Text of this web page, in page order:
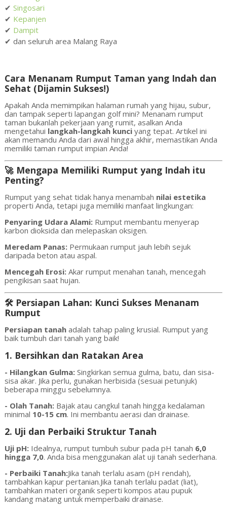
✔ Singosari
✔ Kepanjen
✔ Dampit
✔ dan seluruh area Malang Raya
Cara Menanam Rumput Taman yang Indah dan
Sehat (Dijamin Sukses!)
Apakah Anda memimpikan halaman rumah yang hijau, subur,
dan tampak seperti lapangan golf mini? Menanam rumput
taman bukanlah pekerjaan yang rumit, asalkan Anda
mengetahui langkah-langkah kunciyang tepat. Artikel ini
akan memandu Anda dari awal hingga akhir, memastikan Anda
memiliki taman rumput impian Anda!
🚀 Mengapa Memiliki Rumput yang Indah itu
Penting?
Rumput yang sehat tidak hanya menambah nilai estetika
properti Anda, tetapi juga memiliki manfaat lingkungan:
Penyaring Udara Alami:Rumput membantu menyerap
karbon dioksida dan melepaskan oksigen.
Meredam Panas:Permukaan rumput jauh lebih sejuk
daripada beton atau aspal.
Mencegah Erosi:Akar rumput menahan tanah, mencegah
pengikisan saat hujan.
🛠️ Persiapan Lahan: Kunci Sukses Menanam
Rumput
Persiapan tanahadalah tahap paling krusial. Rumput yang
baik tumbuh dari tanah yang baik!
1. Bersihkan dan Ratakan Area
- Hilangkan Gulma:Singkirkan semua gulma, batu, dan sisa-
sisa akar. Jika perlu, gunakan herbisida (sesuai petunjuk)
beberapa minggu sebelumnya.
- Olah Tanah:Bajak atau cangkul tanah hingga kedalaman
minimal 10-15 cm. Ini membantu aerasi dan drainase.
2. Uji dan Perbaiki Struktur Tanah
Uji pH:Idealnya, rumput tumbuh subur pada pH tanah 6,0
hingga 7,0. Anda bisa menggunakan alat uji tanah sederhana.
- Perbaiki Tanah:Jika tanah terlalu asam (pH rendah),
tambahkan kapur pertanian.Jika tanah terlalu padat (liat),
tambahkan materi organik seperti kompos atau pupuk
kandang matang untuk memperbaiki drainase.